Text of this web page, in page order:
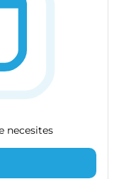
necesites